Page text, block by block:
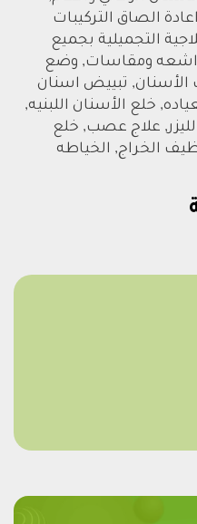
الصاق التركيبات
التجميلية بجميع
اشعه ومقاسات, وضع
الأسنان, تبييض اسنان
خلع الأسنان اللبنيه,
علاج عصب, خلع
الخراج, الخياطه